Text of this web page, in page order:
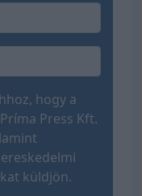
hogy a
Press Kft.
küldjön.